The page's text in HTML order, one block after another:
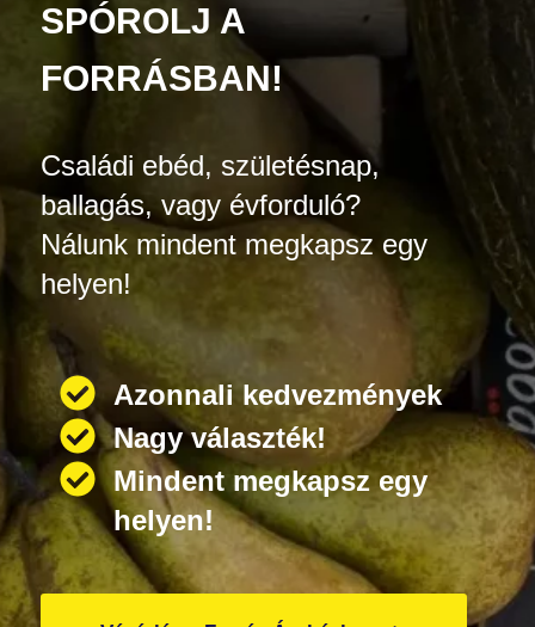
SPÓROLJ A
FORRÁSBAN!
Családi ebéd, születésnap,
ballagás, vagy évforduló?
Nálunk mindent megkapsz egy
helyen!
Azonnali kedvezmények
Nagy választék!
Mindent megkapsz egy
helyen!